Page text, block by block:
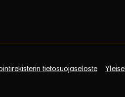
tietosuojaseloste